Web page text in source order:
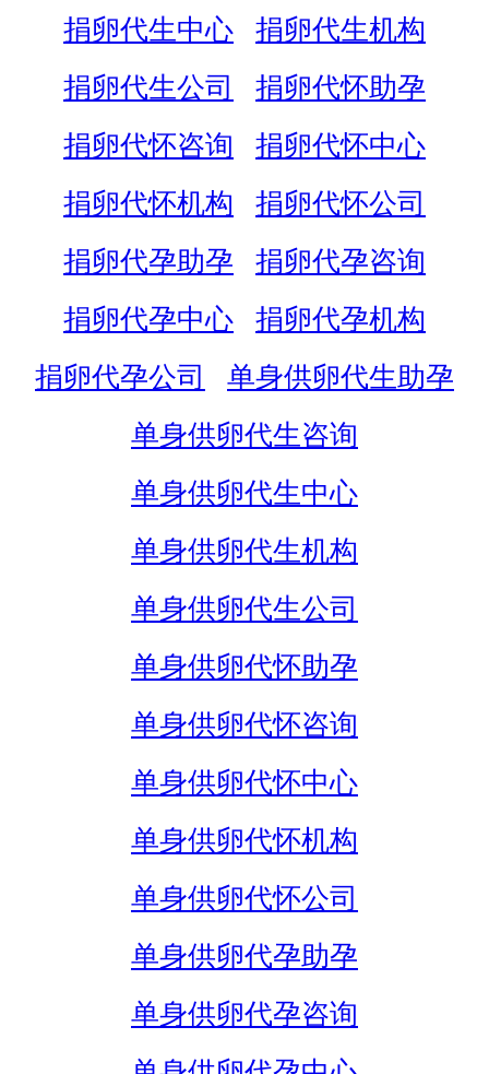
捐卵代生中心
捐卵代生机构
捐卵代生公司
捐卵代怀助孕
捐卵代怀咨询
捐卵代怀中心
捐卵代怀机构
捐卵代怀公司
捐卵代孕助孕
捐卵代孕咨询
捐卵代孕中心
捐卵代孕机构
捐卵代孕公司
单身供卵代生助孕
单身供卵代生咨询
单身供卵代生中心
单身供卵代生机构
单身供卵代生公司
单身供卵代怀助孕
单身供卵代怀咨询
单身供卵代怀中心
单身供卵代怀机构
单身供卵代怀公司
单身供卵代孕助孕
单身供卵代孕咨询